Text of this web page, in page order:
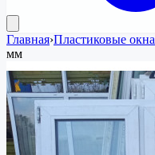
Главная›Пластиковые окна
мм